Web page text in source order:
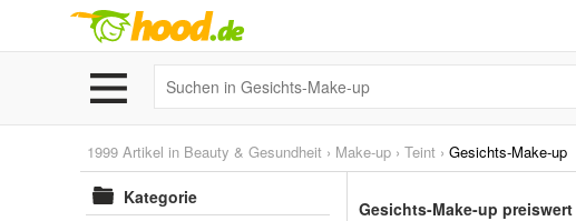
1999 Artikel in Beauty & Gesundheit › Make-up › Teint › Gesichts-Make-up
Kategorie
Gesichts-Make-up